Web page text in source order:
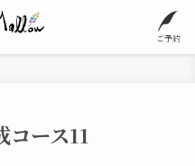
ご予約
ース11